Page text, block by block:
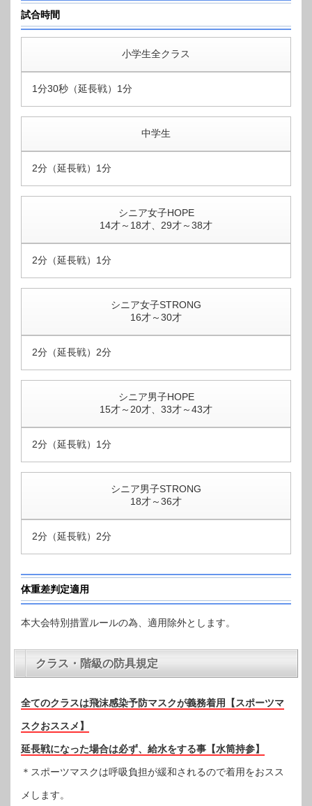
試合時間
小学生全クラス
1分30秒（延長戦）1分
中学生
2分（延長戦）1分
シニア女子HOPE
14才～18才、29才～38才
2分（延長戦）1分
シニア女子STRONG
16才～30才
2分（延長戦）2分
シニア男子HOPE
15才～20才、33才～43才
2分（延長戦）1分
シニア男子STRONG
18才～36才
2分（延長戦）2分
体重差判定適用
本大会特別措置ルールの為、適用除外とします。
クラス・階級の防具規定
全てのクラスは飛沫感染予防マスクが義務着用【スポーツマ
スクおススメ】
延長戦になった場合は必ず、給水をする事【水筒持参】
＊スポーツマスクは呼吸負担が緩和されるので着用をおスス
メします。